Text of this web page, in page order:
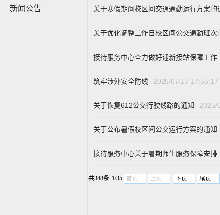
新闻公告 关于寒假期间校区间交通通勤运行方案的
关于优化调整工作日校区间公交通勤班次
接待服务中心全力做好迎新接站保障工作
筑牢涉外安全防线 2025/07/17 17:55:17
关于恢复612公交行驶线路的通知 2025/
关于公布暑假校区间公交运行方案的通知
接待服务中心关于暑期师生服务保障安排
共348条 1/35 首页 上页 下页 尾页